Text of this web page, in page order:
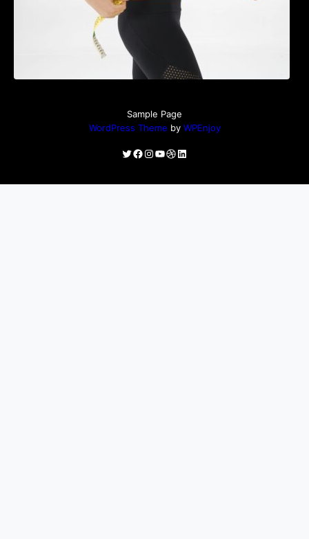
Sample Page
WordPress Theme by WPEnjoy
Twitter
Facebook
Instagram
YouTube
Dribbble
LinkedIn